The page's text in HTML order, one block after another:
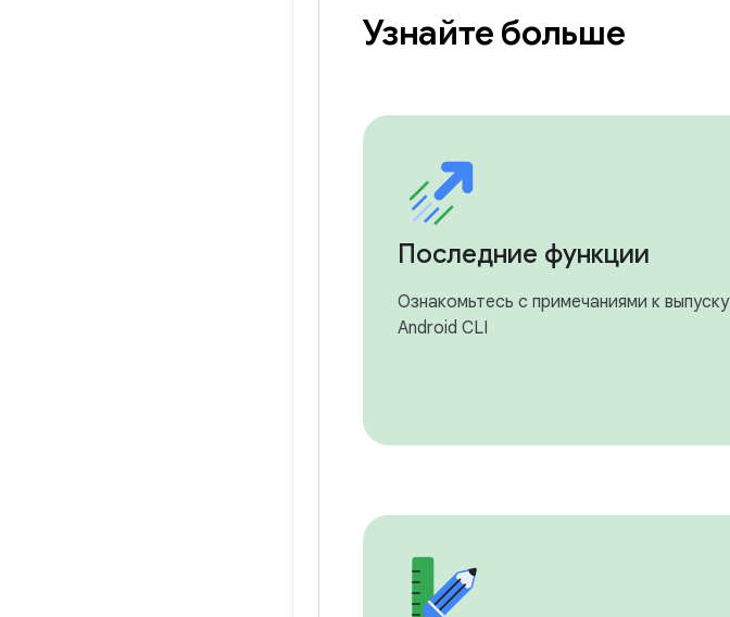
Узнайте больше
Последние функции
Ознакомьтесь с примечаниями к выпуску
Android CLI